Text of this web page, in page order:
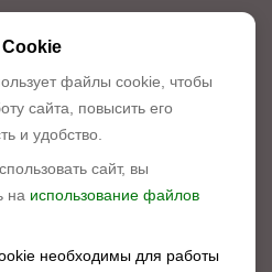
Cookie
файлы cookie, чтобы
сайта, повысить его
и удобство.
сайт, вы
на использование файлов
необходимы для работы